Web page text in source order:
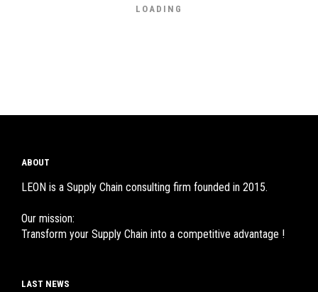
LOADING
ABOUT
LEON is a Supply Chain consulting firm founded in 2015.
Our mission:
Transform your Supply Chain into a competitive advantage !
LAST NEWS